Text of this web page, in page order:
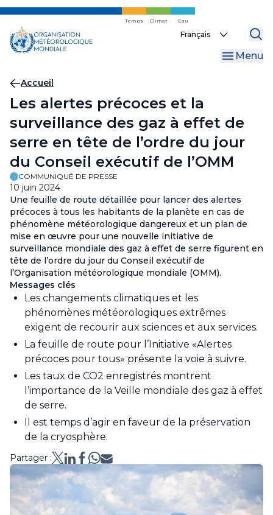
Skip
main
content
Temps Climat Eau
Select
Menu
Fil
d'Ariane
Accueil
Les alertes précoces et la
surveillance des gaz à effet de
serre en tête de l’ordre du jour
du Conseil exécutif de l’OMM
COMMUNIQUÉ DE PRESSE
10 juin 2024
Une feuille de route détaillée pour lancer des alertes
précoces à tous les habitants de la planète en cas de
phénomène météorologique dangereux et un plan de
mise en œuvre pour une nouvelle initiative de
surveillance mondiale des gaz à effet de serre figurent en
tête de l’ordre du jour du Conseil exécutif de
l’Organisation météorologique mondiale (OMM).
Messages clés
Les changements climatiques et les
phénomènes météorologiques extrêmes
exigent de recourir aux sciences et aux services.
La feuille de route pour l’Initiative «Alertes
précoces pour tous» présente la voie à suivre.
Les taux de CO2 enregistrés montrent
l’importance de la Veille mondiale des gaz à effet
de serre.
Il est temps d’agir en faveur de la préservation
de la cryosphère.
Partager :